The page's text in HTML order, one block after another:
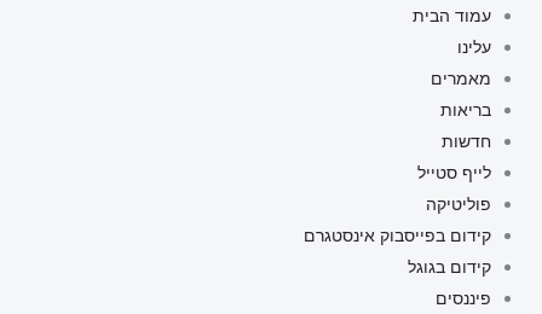
דילוג
לתוכן
עמוד הבית
עלינו
מאמרים
בריאות
חדשות
לייף סטייל
פוליטיקה
קידום בפייסבוק אינסטגרם
קידום בגוגל
פיננסים